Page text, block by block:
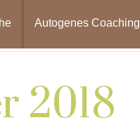
Autogenes Coaching
2018